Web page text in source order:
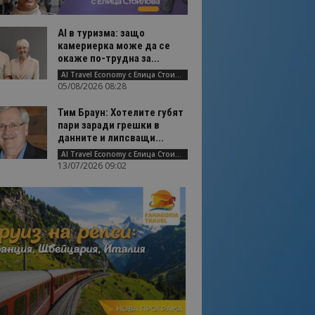
AI в туризма: защо
камериерка може да се
окаже по-трудна за...
AI Travel Economy с Елица Стоилова
05/08/2026 08:28
Тим Браун: Хотелите губят
пари заради грешки в
данните и липсващи...
AI Travel Economy с Елица Стоилова
13/07/2026 09:02